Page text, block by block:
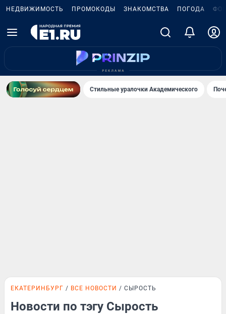
НЕДВИЖИМОСТЬ ПРОМОКОДЫ ЗНАКОМСТВА ПОГОДА
Стильные уралочки Академического
ЕКАТЕРИНБУРГ ВСЕ НОВОСТИ СЫРОСТЬ
Новости по тэгу Сырость